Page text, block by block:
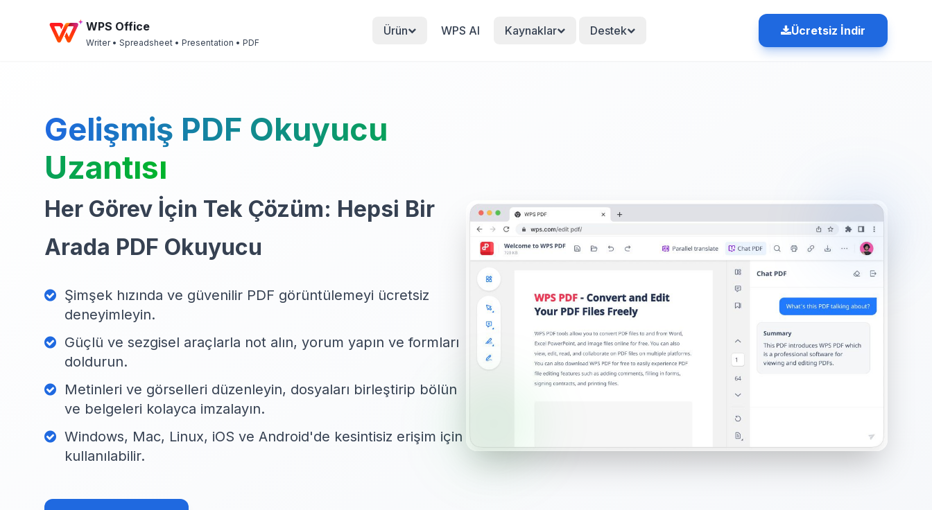
WPS Office
Writer • Spreadsheet • Presentation • PDF
Ürün WPS AI Kaynaklar Destek Ücretsiz İndir
Gelişmiş PDF Okuyucu
Uzantısı
Her Görev İçin Tek Çözüm: Hepsi Bir
Arada PDF Okuyucu
Şimşek hızında ve güvenilir PDF görüntülemeyi ücretsiz
deneyimleyin.
Güçlü ve sezgisel araçlarla not alın, yorum yapın ve formları
doldurun.
Metinleri ve görselleri düzenleyin, dosyaları birleştirip bölün
ve belgeleri kolayca imzalayın.
Windows, Mac, Linux, iOS ve Android'de kesintisiz erişim için
kullanılabilir.